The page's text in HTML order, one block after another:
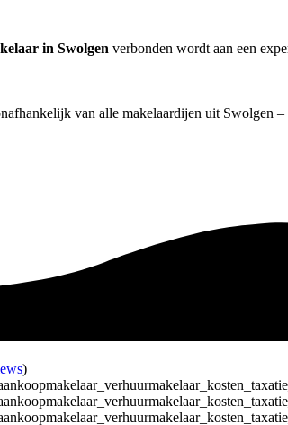
in Swolgen verbonden wordt aan een
van alle makelaardijen uit Swolgen –
)